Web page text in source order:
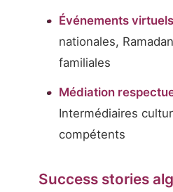
Événements virtuels
nationales,
familiales
Médiation
Intermédiaires
compétents
Success stories